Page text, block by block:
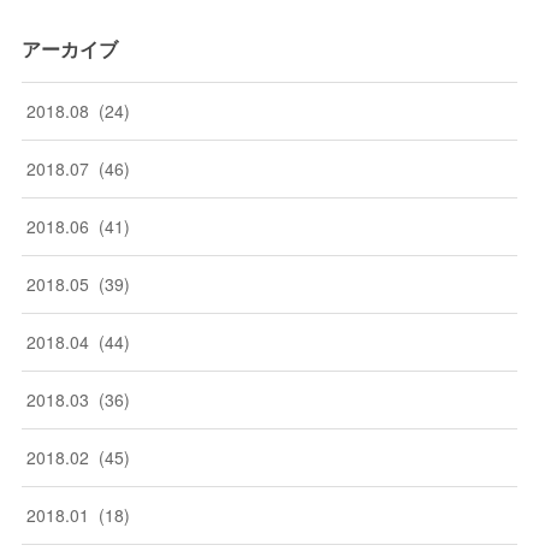
アーカイブ
2018.08 (24)
2018.07 (46)
2018.06 (41)
2018.05 (39)
2018.04 (44)
2018.03 (36)
2018.02 (45)
2018.01 (18)